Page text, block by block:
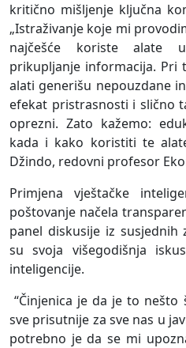
kritično mišljenje ključna
„Istraživanje koje mi
najčešće koriste alate
prikupljanje informacija. Pri
alati generišu nepouzdane
efekat pristrasnosti i slično
oprezni. Zato kažemo:
kada i kako koristiti te
Džindo, redovni profesor
Primjena vještačke
poštovanje načela
panel diskusije iz susjednih
su svoja višegodišnja
inteligencije.
“Činjenica je da je to
sve prisutnije za sve nas u
potrebno je da se mi